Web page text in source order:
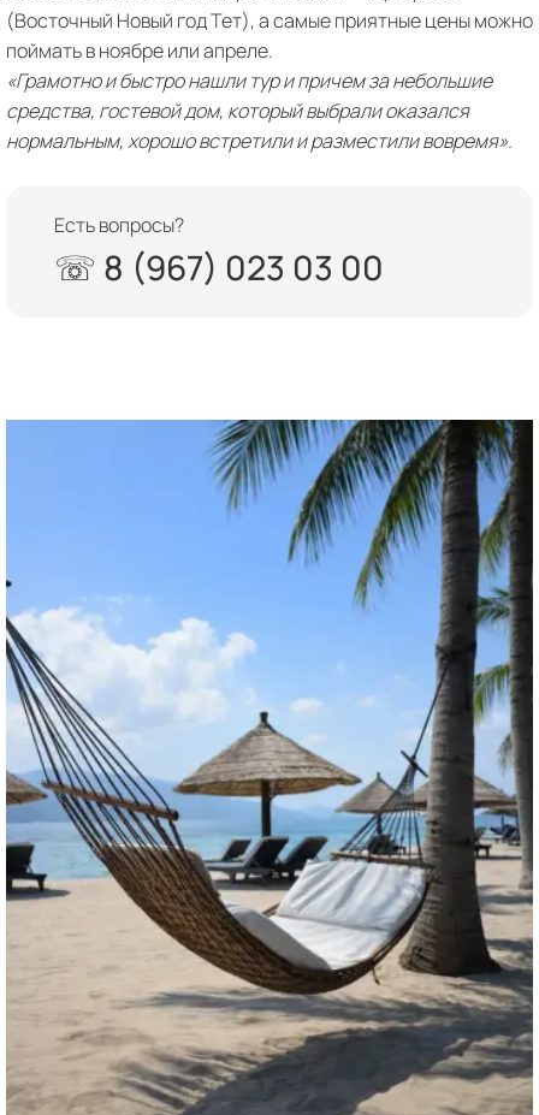
(Восточный Новый год Тет), а самые приятные цены можно
поймать в ноябре или апреле.
«Грамотно и быстро нашли тур и причем за небольшие
средства, гостевой дом, который выбрали оказался
нормальным, хорошо встретили и разместили вовремя».
Есть вопросы?
☏ 8 (967) 023 03 00